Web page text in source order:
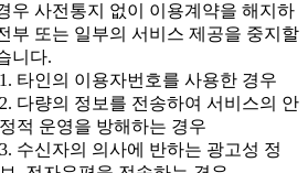
우 사전통지 없이 이용계약을 해지하
부 또는 일부의 서비스 제공을 중지할
니다.
1. 타인의 이용자번호를 사용한 경우
2. 다량의 정보를 전송하여 서비스의 안
정적 운영을 방해하는 경우
3. 수신자의 의사에 반하는 광고성 정